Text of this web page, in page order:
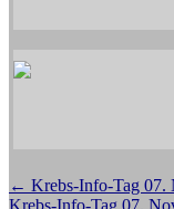
← Krebs-Info-Tag 07.
Krebs-Info-Tag 07.